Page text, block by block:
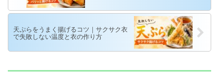
天ぷらをうまく揚げるコツ｜サクサク衣
で失敗しない温度と衣の作り方